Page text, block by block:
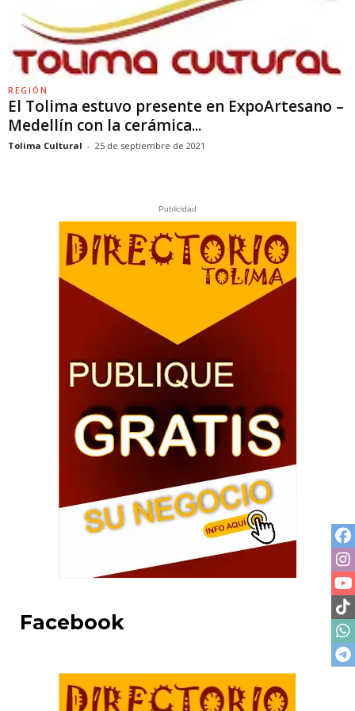
REGIÓN
El Tolima estuvo presente en ExpoArtesano –
Medellín con la cerámica...
Tolima Cultural - 25 de septiembre de 2021
Publicidad
Facebook